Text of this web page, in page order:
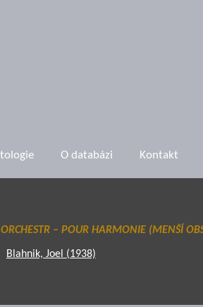
O databázi Kontakt
– POUR HARMONIE (MENŠÍ
Blahnik, Joel (1938)